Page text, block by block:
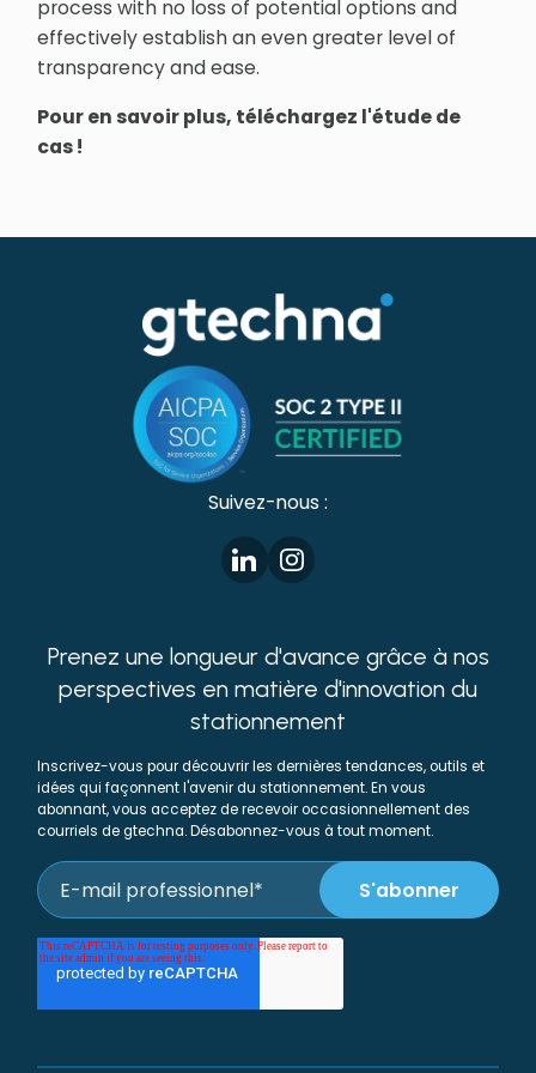
process with no loss of potential options and
effectively establish an even greater level of
transparency and ease.
Pour en savoir plus, téléchargez l'étude de
cas !
Suivez-nous :
Prenez une longueur d'avance grâce à nos
perspectives en matière d'innovation du
stationnement
Inscrivez-vous pour découvrir les dernières tendances, outils et
idées qui façonnent l'avenir du stationnement. En vous
abonnant, vous acceptez de recevoir occasionnellement des
courriels de gtechna. Désabonnez-vous à tout moment.